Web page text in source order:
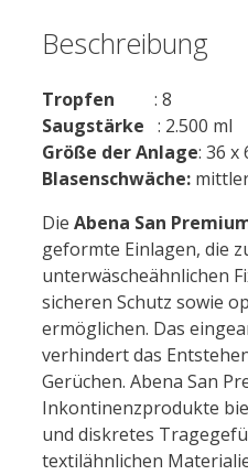
Beschreibung
Tropfen : 8
Saugstärke : 2.500 ml
Größe der Anlage: 36 x
Blasenschwäche:
Die Abena San
geformte Einlagen, die
unterwäscheähnlichen
sicheren Schutz sowie
ermöglichen. Das
verhindert das
Gerüchen. Abena San
Inkontinenzprodukte
und diskretes
textilähnlichen